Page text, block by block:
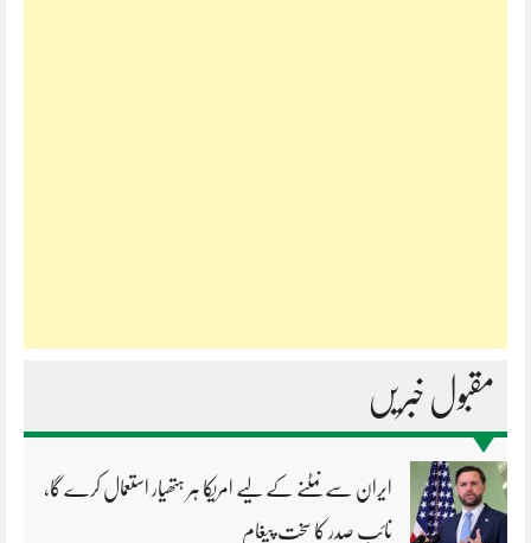
مقبول خبریں
ایران سے نمٹنے کے لیے امریکا ہر ہتھیار استعمال کرے گا،
نائب صدر کا سخت پیغام